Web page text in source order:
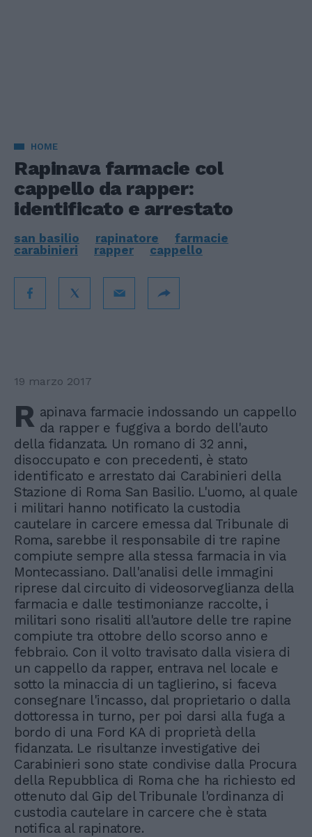
HOME
Rapinava farmacie col
cappello da rapper:
identificato e arrestato
san basilio rapinatore
farmacie
carabinieri
rapper cappello
19 marzo 2017
R apinava farmacie indossando un cappello
da rapper e fuggiva a bordo dell'auto
della fidanzata. Un romano di 32 anni,
disoccupato e con precedenti, è stato
identificato e arrestato dai Carabinieri della
Stazione di Roma San Basilio. L'uomo, al quale
i militari hanno notificato la custodia
cautelare in carcere emessa dal Tribunale di
Roma, sarebbe il responsabile di tre rapine
compiute sempre alla stessa farmacia in via
Montecassiano. Dall'analisi delle immagini
riprese dal circuito di videosorveglianza della
farmacia e dalle testimonianze raccolte, i
militari sono risaliti all'autore delle tre rapine
compiute tra ottobre dello scorso anno e
febbraio. Con il volto travisato dalla visiera di
un cappello da rapper, entrava nel locale e
sotto la minaccia di un taglierino, si faceva
consegnare l'incasso, dal proprietario o dalla
dottoressa in turno, per poi darsi alla fuga a
bordo di una Ford KA di proprietà della
fidanzata. Le risultanze investigative dei
Carabinieri sono state condivise dalla Procura
della Repubblica di Roma che ha richiesto ed
ottenuto dal Gip del Tribunale l'ordinanza di
custodia cautelare in carcere che è stata
notifica al rapinatore.